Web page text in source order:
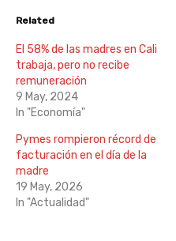
Related
El 58% de las madres en Cali
trabaja, pero no recibe
remuneración
9 May, 2024
In "Economía"
Pymes rompieron récord de
facturación en el día de la
madre
19 May, 2026
In "Actualidad"